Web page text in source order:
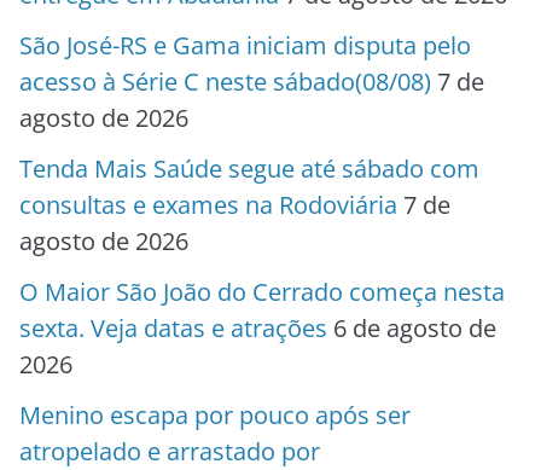
São José-RS e Gama iniciam disputa pelo
acesso à Série C neste sábado(08/08) 7 de
agosto de 2026
Tenda Mais Saúde segue até sábado com
consultas e exames na Rodoviária 7 de
agosto de 2026
O Maior São João do Cerrado começa nesta
sexta. Veja datas e atrações 6 de agosto de
2026
Menino escapa por pouco após ser
atropelado e arrastado por